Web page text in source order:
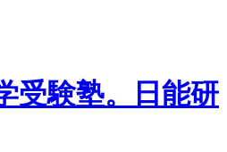
受験塾。日能研